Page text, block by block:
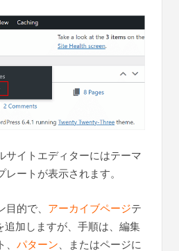
サイトエディターにはテーマ
ートが表示されます。
的で、 アーカイブページテ
追加しますが、手順は、編集
パターン、またはページに